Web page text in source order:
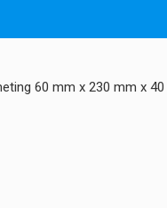
60 mm x 230 mm x